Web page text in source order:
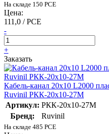
На складе 150 PCE
Цена:
111,0 / PCE
-
+
Заказать
Кабель-канал 20х10 L2000
Ruvinil РКК-20х10-27М
Артикул: РКК-20х10-27М
Бренд:
Ruvinil
На складе 485 PCE